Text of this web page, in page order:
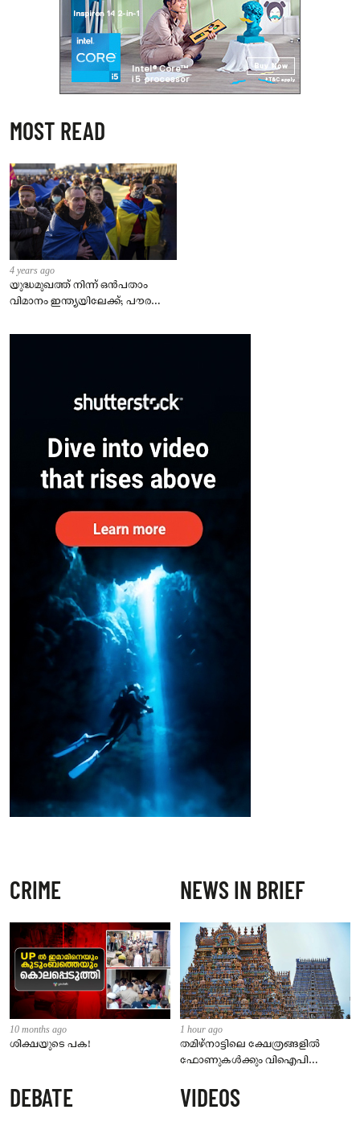
MOST READ
4 years ago
യുദ്ധമുഖത്ത് നിന്ന് ഒൻപതാം
വിമാനം ഇന്ത്യയിലേക്ക്; പൗരന്മാർ
– കേന്ദ്രം
CRIME
10 months ago
ശിക്ഷയുടെ പക!
NEWS IN BRIEF
1 hour ago
തമിഴ്‌നാട്ടിലെ ക്ഷേത്രങ്ങളിൽ
ഫോണുകൾക്കും വിഐപി
സെപ്റ്റംബർ 1 മുതൽ നിലവിൽ
വരും
DEBATE VIDEOS